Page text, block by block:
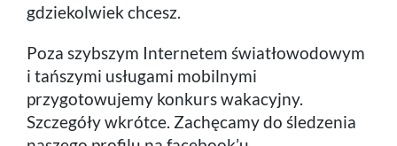
gdziekolwiek chcesz.
Poza szybszym Internetem światłowodowym
i tańszymi usługami mobilnymi
przygotowujemy konkurs wakacyjny.
Szczegóły wkrótce. Zachęcamy do śledzenia